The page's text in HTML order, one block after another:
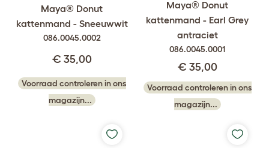
Maya® Donut
kattenmand - Sneeuwwit
086.0045.0002
€ 35,00
Voorraad controleren in ons
magazijn...
Maya® Donut
kattenmand - Earl Grey
antraciet
086.0045.0001
€ 35,00
Voorraad controleren in ons
magazijn...